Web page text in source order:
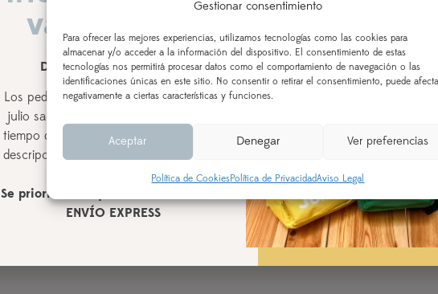
Gestionar consentimiento
Para ofrecer las mejores experiencias, utilizamos tecnologías como las cookies para
almacenar y/o acceder a la información del dispositivo. El consentimiento de estas
tecnologías nos permitirá procesar datos como el comportamiento de navegación o las
identificaciones únicas en este sitio. No consentir o retirar el consentimiento, puede
negativamente a ciertas características y funciones.
Aceptar Denegar Ver preferencias
Política de CookiesPolítica de PrivacidadAviso Legal
Tela motivo
Nombre personalización
Observaciones
vacaciones!
DEL 3 AL 21 DE AGOSTO
Los pedidos realizados a partir del 28 de
julio saldrán,
tiempo de procesamiento (indicado en la
descripción del producto), a partir del 24
Se priorizarán aquellos realizados con
ENVÍO EXPRESS